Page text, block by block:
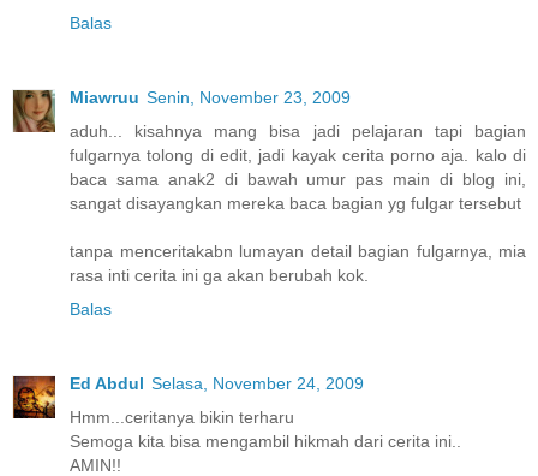
Balas
Miawruu Senin, November 23, 2009
aduh... kisahnya mang bisa jadi pelajaran tapi bagian
fulgarnya tolong di edit, jadi kayak cerita porno aja. kalo di
baca sama anak2 di bawah umur pas main di blog ini,
sangat disayangkan mereka baca bagian yg fulgar tersebut
tanpa menceritakabn lumayan detail bagian fulgarnya, mia
rasa inti cerita ini ga akan berubah kok.
Balas
Ed Abdul Selasa, November 24, 2009
Hmm...ceritanya bikin terharu
Semoga kita bisa mengambil hikmah dari cerita ini..
AMIN!!